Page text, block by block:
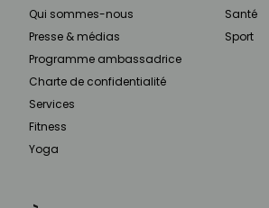
Qui sommes-nous
Presse & médias
Programme ambassadrice
Charte de confidentialité
Services
Fitness
Yoga
Santé
Sport